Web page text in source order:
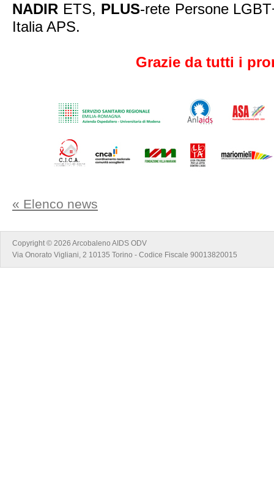
NADIR ETS, PLUS-rete Persone
Italia APS.
Grazie da tutti i
« Elenco news
Copyright © 2026 Arcobaleno AIDS ODV
Via Onorato Vigliani, 2 10135 Torino - Codice Fiscale 90013820015